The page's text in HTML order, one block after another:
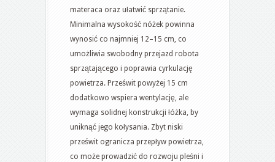
materaca oraz ułatwić sprzątanie.
Minimalna wysokość nóżek powinna
wynosić co najmniej 12–15 cm, co
umożliwia swobodny przejazd robota
sprzątającego i poprawia cyrkulację
powietrza. Prześwit powyżej 15 cm
dodatkowo wspiera wentylację, ale
wymaga solidnej konstrukcji łóżka, by
uniknąć jego kołysania. Zbyt niski
prześwit ogranicza przepływ powietrza,
co może prowadzić do rozwoju pleśni i